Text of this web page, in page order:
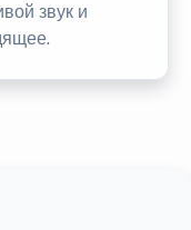
звук и